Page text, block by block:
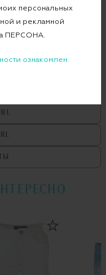
персональных
и рекламной
ПЕРСОНА.
ознакомлен.